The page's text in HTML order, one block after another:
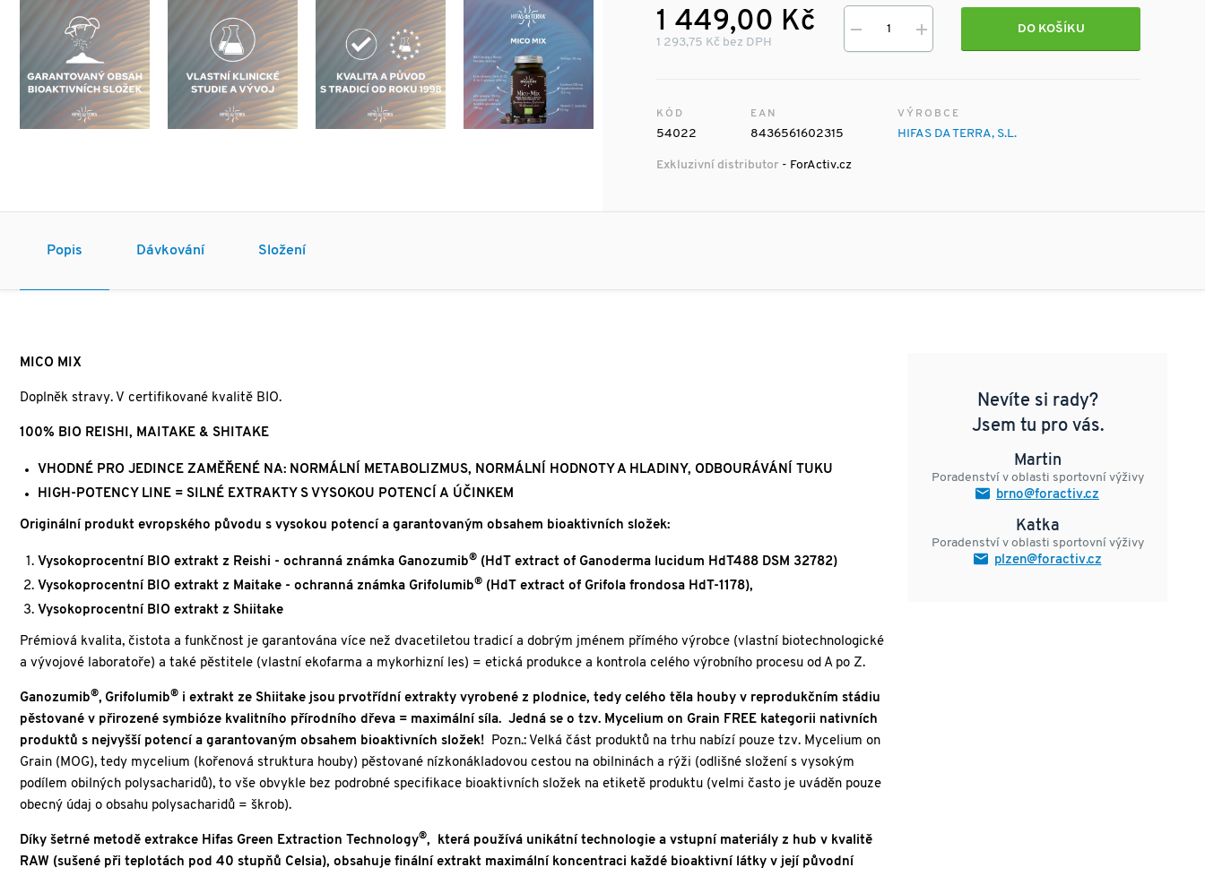
1 449,00 Kč
1 293,75 Kč bez DPH
DO KOŠÍKU
KÓD
54022
EAN
8436561602315
VÝROBCE
HIFAS DA TERRA, S.L.
Exkluzivní distributor - ForActiv.cz
Popis Dávkování Složení
MICO MIX
Doplněk stravy. V certifikované kvalitě BIO.
100% BIO REISHI, MAITAKE & SHITAKE
VHODNÉ PRO JEDINCE ZAMĚŘENÉ NA: NORMÁLNÍ METABOLIZMUS, NORMÁLNÍ HODNOTY A HLADINY, ODBOURÁVÁNÍ TUKU
HIGH-POTENCY LINE = SILNÉ EXTRAKTY S VYSOKOU POTENCÍ A ÚČINKEM
Originální produkt evropského původu s vysokou potencí a garantovaným obsahem bioaktivních složek:
Vysokoprocentní BIO extrakt z Reishi - ochranná známka Ganozumib® (HdT extract of Ganoderma lucidum HdT488 DSM 32782)
Vysokoprocentní BIO extrakt z Maitake - ochranná známka Grifolumib® (HdT extract of Grifola frondosa HdT-1178),
Vysokoprocentní BIO extrakt z Shiitake
Prémiová kvalita, čistota a funkčnost je garantována více než dvacetiletou tradicí a dobrým jménem přímého výrobce (vlastní biotechnologické
a vývojové laboratoře) a také pěstitele (vlastní ekofarma a mykorhizní les) = etická produkce a kontrola celého výrobního procesu od A po Z.
Ganozumib®, Grifolumib® i extrakt ze Shiitake jsou prvotřídní extrakty vyrobené z plodnice, tedy celého těla houby v reprodukčním stádiu
pěstované v přirozené symbióze kvalitního přírodního dřeva = maximální síla. Jedná se o tzv. Mycelium on Grain FREE kategorii nativních
produktů s nejvyšší potencí a garantovaným obsahem bioaktivních složek! Pozn.: Velká část produktů na trhu nabízí pouze tzv. Mycelium on
Grain (MOG), tedy mycelium (kořenová struktura houby) pěstované nízkonákladovou cestou na obilninách a rýži (odlišné složení s vysokým
podílem obilných polysacharidů), to vše obvykle bez podrobné specifikace bioaktivních složek na etiketě produktu (velmi často je uváděn pouze
obecný údaj o obsahu polysacharidů = škrob).
Díky šetrné metodě extrakce Hifas Green Extraction Technology®, která používá unikátní technologie a vstupní materiály z hub v kvalitě
RAW (sušené při teplotách pod 40 stupňů Celsia), obsahuje finální extrakt maximální koncentraci každé bioaktivní látky v její původní
Nevíte si rady?
Jsem tu pro vás.
Martin
Poradenství v oblasti sportovní výživy
brno@foractiv.cz
Katka
Poradenství v oblasti sportovní výživy
plzen@foractiv.cz